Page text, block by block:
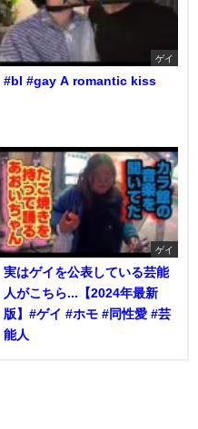
ゲイ
#bl #gay A romantic kiss
ゲイ
実はゲイを公表している芸能
人がこちら...【2024年最新
版】#ゲイ #ホモ #同性愛 #芸
能人